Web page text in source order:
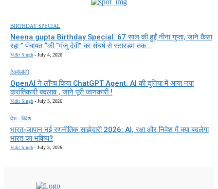
BIRTHDAY SPECIAL
Neena gupta Birthday Special: 67 साल की हुईं नीना गुप्ता, जाने कैसा
रहा ” पंचायत “की “मंजु देवी” का संघर्ष से स्टारडम तक...
Vidit Singh - July 4, 2026
टेक्नोलॉजी
OpenAI ने लॉन्च किया ChatGPT Agent: AI की दुनिया में आया नया
क्रांतिकारी बदलाव , जाने पूरी जानकारी !
Vidit Singh - July 3, 2026
देश - विदेश
भारत-जापान नई रणनीतिक साझेदारी 2026: AI, रक्षा और निवेश में क्या बदलेगा
भारत का भविष्य?
Vidit Singh - July 3, 2026